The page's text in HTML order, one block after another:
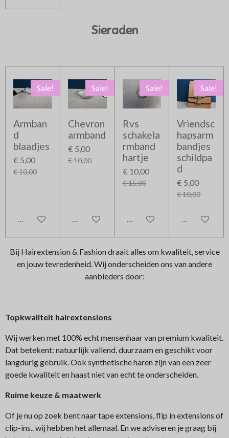
Sieraden
Sale!
Armban
d
blaadjes
€ 5,00
€ 10,00
In winkelwagen
Sale!
Chevron
armband
€ 5,00
€ 10,00
In winkelwagen
Sale!
Rvs
schakela
rmband
hartje
€ 10,00
€ 15,00
In winkelwagen
Sale!
Vriendsc
hapsarm
bandjes
schildpa
d
€ 5,00
€ 10,00
In
Bij Hairextension & Fashion draait alles om kwaliteit, service
en jouw tevredenheid. Wij onderscheiden ons van andere
aanbieders door:
Topkwaliteit hairextensions
Wij werken met 100% echt mensenhaar van premium kwaliteit.
Dat betekent: natuurlijk vallend, duurzaam en geschikt voor
langdurig gebruik. Ook synthetische haren zijn van een zeer
goede kwaliteit en haast niet van echt te onderscheiden.
Ruime keuze & maatwerk
Of je nu op zoek bent naar tape extensions, flip in extensions of
clip-ins.. wij hebben het allemaal. En we adviseren je graag bij